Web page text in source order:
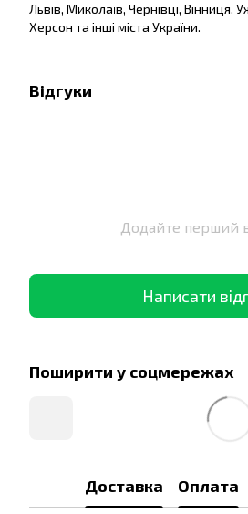
Львів, Миколаїв, Чернівці,
Херсон та інші міста України.
Відгуки
Додайте перший
Написати
Поширити у соцмережах
Доставка Оплата